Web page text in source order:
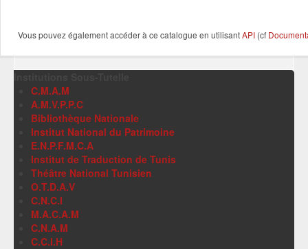
Vous pouvez également accéder à ce catalogue en utilisantAPI (cf
C.M.A.M
A.M.V.P.P.C
Bibliothèque Nationale
Institut National du Patrimoine
E.N.P.F.M.C.A
Institut de Traduction de Tunis
Théâtre National Tunisien
O.T.D.A.V
C.N.C.I
M.A.C.A.M
C.N.A.M
C.C.I.H